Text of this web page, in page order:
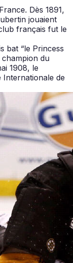
Dès 1891,
jouaient
français fut le
bat “le Princess
champion du
1908, le
Internationale de